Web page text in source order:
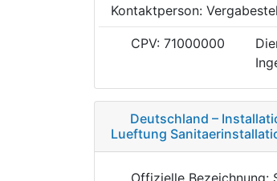
Kontaktperson:
CPV: 71000000
Deutschland –
Lueftung
Offizielle Bezeichnung: